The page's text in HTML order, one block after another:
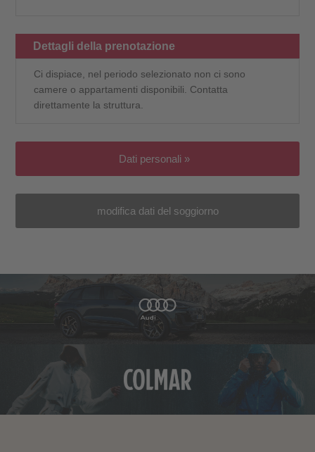
Dettagli della prenotazione
Ci dispiace, nel periodo selezionato non ci sono
camere o appartamenti disponibili. Contatta
direttamente la struttura.
Dati personali »
modifica dati del soggiorno